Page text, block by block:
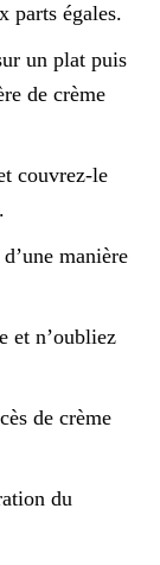
parts égales.
un plat puis
de crème
couvrez-le
manière
et n’oubliez
de crème
du